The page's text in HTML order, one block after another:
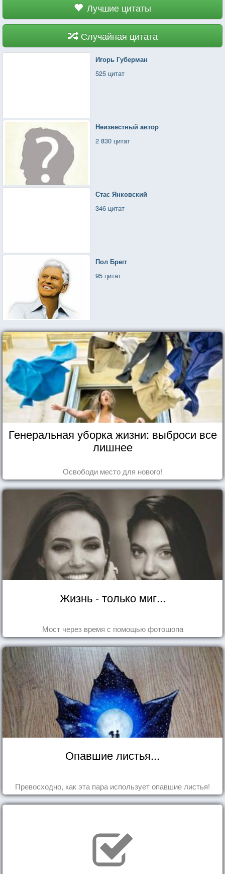
Лучшие цитаты
Случайная цитата
Игорь Губерман
525 цитат
Неизвестный автор
2 830 цитат
Стас Янковский
346 цитат
Пол Брегг
95 цитат
Генеральная уборка жизни: выброси все
лишнее
Освободи место для нового!
Жизнь - только миг...
Мост через время с помощью фотошопа
Опавшие листья...
Превосходно, как эта пара использует опавшие листья!